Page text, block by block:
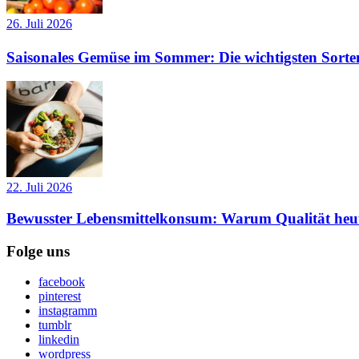
26. Juli 2026
Saisonales Gemüse im Sommer: Die wichtigsten
22. Juli 2026
Bewusster Lebensmittelkonsum: Warum Qualität
Folge uns
facebook
pinterest
instagramm
tumblr
linkedin
wordpress